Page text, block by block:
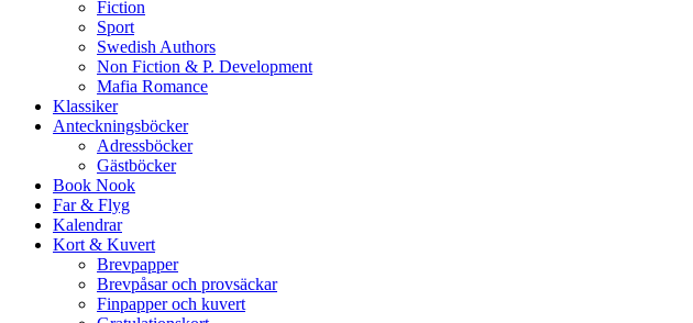
Fiction
Sport
Swedish Authors
Non Fiction & P. Development
Mafia Romance
Klassiker
Anteckningsböcker
Adressböcker
Gästböcker
Book Nook
Far & Flyg
Kalendrar
Kort & Kuvert
Brevpapper
Brevpåsar och provsäckar
Finpapper och kuvert